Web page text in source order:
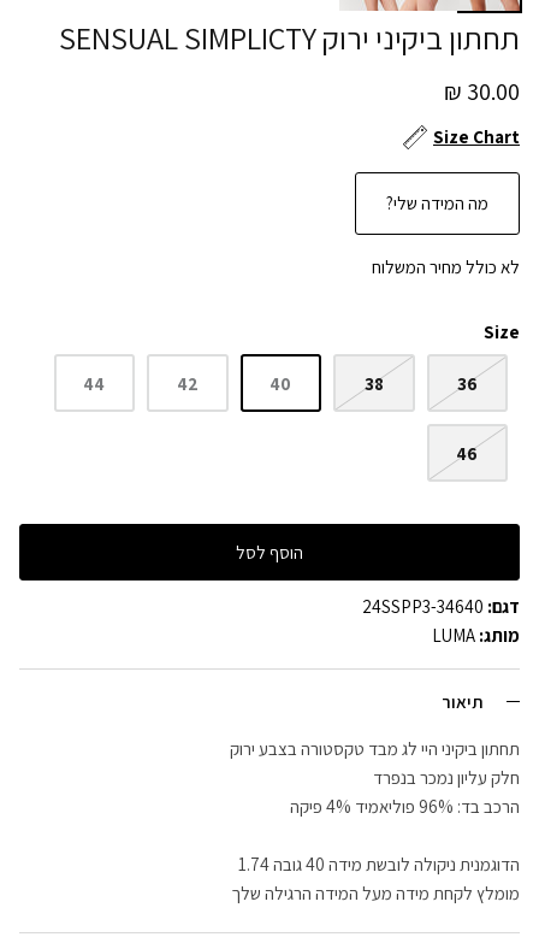
תחתון ביקיני ירוק SENSUAL SIMPLICTY
30.00 ₪
Size Chart
מה המידה שלי?
לא כולל מחיר המשלוח
Size
36
38
40
42
44
46
הוסף לסל
דגם: 24SSPP3-34640
מותג: LUMA
תיאור
תחתון ביקיני היי לג מבד טקסטורה בצבע ירוק
חלק עליון נמכר בנפרד
הרכב בד: 96% פוליאמיד 4% פיקה
הדוגמנית ניקולה לובשת מידה 40 גובה 1.74
מומלץ לקחת מידה מעל המידה הרגילה שלך